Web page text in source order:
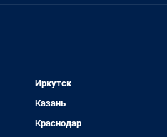
Иркутск
Казань
Краснодар